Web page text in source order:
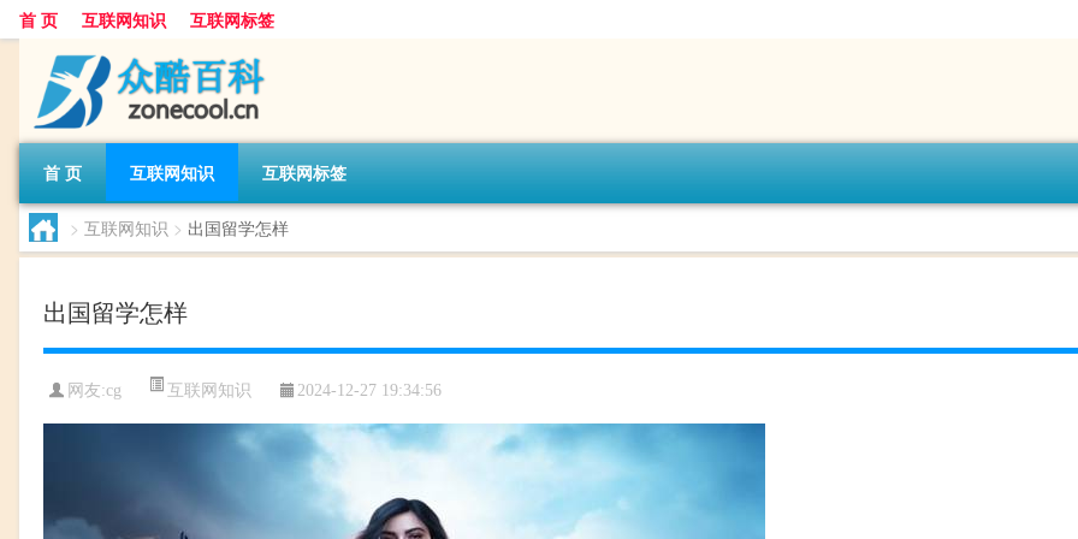
首 页 互联网知识 互联网标签
首 页 互联网知识 互联网标签
> 互联网知识 > 出国留学怎样
出国留学怎样
网友:cg 互联网知识 2024-12-27 19:34:56